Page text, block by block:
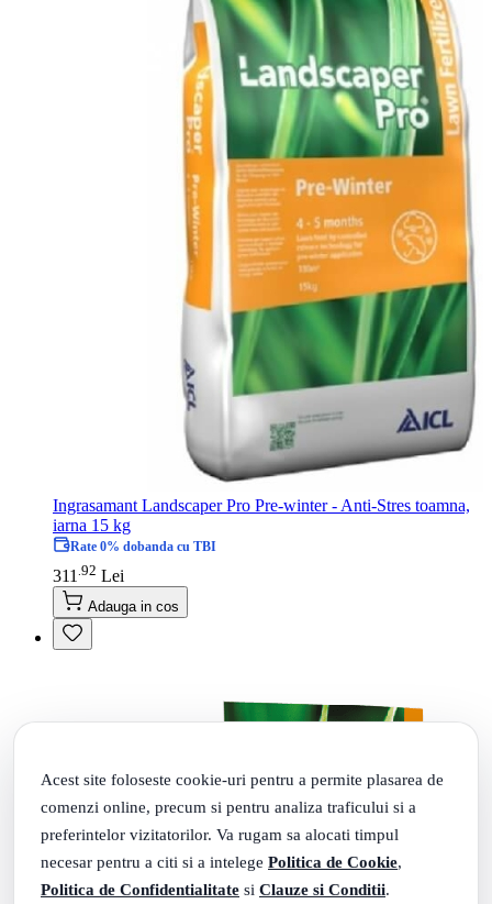
Acest site foloseste cookie-uri pentru a permite plasarea de
comenzi online, precum si pentru analiza traficului si a
preferintelor vizitatorilor. Va rugam sa alocati timpul
necesar pentru a citi si a intelege Politica de Cookie,
Politica de Confidentialitate si Clauze si Conditii.
Ingrasamant Landscaper Pro Pre-winter - Anti-Stres toamna,
iarna 15 kg
Rate 0% dobanda cu TBI
311 92 Lei
Adauga in cos